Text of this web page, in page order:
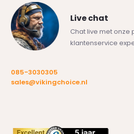
Live chat
Chat live met onze
klantenservice
085-3030305
sales@vikingchoice.nl